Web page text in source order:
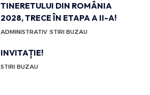
TINERETULUI DIN ROMÂNIA
2028, TRECE ÎN ETAPA A II-A!
ADMINISTRATIV STIRI BUZAU
INVITAȚIE!
STIRI BUZAU